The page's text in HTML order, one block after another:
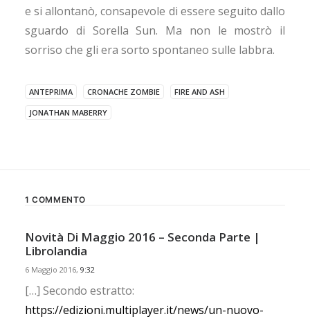
e si allontanò, consapevole di essere seguito dallo
sguardo di Sorella Sun. Ma non le mostrò il
sorriso che gli era sorto spontaneo sulle labbra.
ANTEPRIMA CRONACHE ZOMBIE
FIRE AND ASH
JONATHAN MABERRY
1 COMMENTO
Novità Di Maggio 2016 – Seconda Parte |
Librolandia
6 Maggio 2016, 9:32
[…] Secondo estratto:
https://edizioni.multiplayer.it/news/un-nuovo-